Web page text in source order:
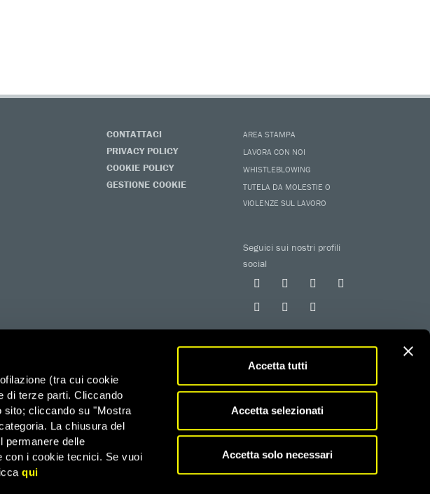
(tra cui cookie
di terze parti. Cliccando
sito; cliccando su "Mostra
La chiusura del
permanere delle
con i cookie tecnici. Se vuoi
qui
Accetta tutti
Accetta selezionati
Accetta solo necessari
CONTATTACI
PRIVACY POLICY
COOKIE POLICY
GESTIONE COOKIE
AREA STAMPA
LAVORA CON NOI
WHISTLEBLOWING
TUTELA DA MOLESTIE O
VIOLENZE SUL LAVORO
Seguici sui nostri profili
social
di Volontariato iscritta al RUNTS con determinazione n. G02926 del
–Agevolazioni fiscali
3482349345 –FAQ